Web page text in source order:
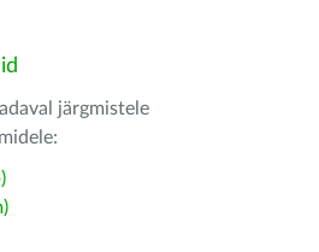
järgmistele